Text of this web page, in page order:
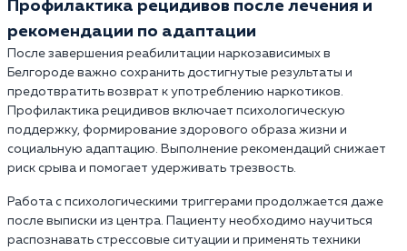
Профилактика рецидивов после лечения и
рекомендации по адаптации
После завершения реабилитации наркозависимых в
Белгороде важно сохранить достигнутые результаты и
предотвратить возврат к употреблению наркотиков.
Профилактика рецидивов включает психологическую
поддержку, формирование здорового образа жизни и
социальную адаптацию. Выполнение рекомендаций снижает
риск срыва и помогает удерживать трезвость.
Работа с психологическими триггерами продолжается даже
после выписки из центра. Пациенту необходимо научиться
распознавать стрессовые ситуации и применять техники